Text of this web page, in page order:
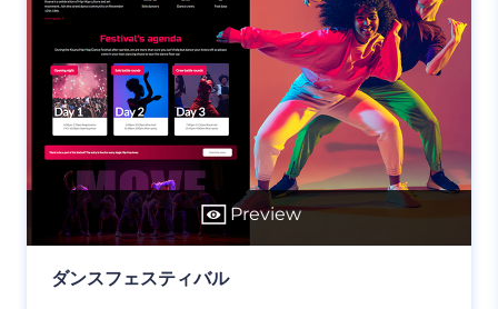
Preview
ダンスフェスティバル